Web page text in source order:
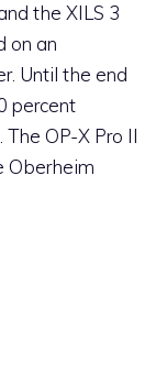
the XILS 3
on an
Until the end
percent
OP-X Pro II
Oberheim